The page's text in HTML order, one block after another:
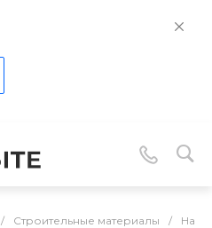
/ Строительные материалы /